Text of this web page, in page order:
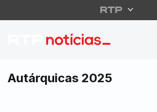
Autárquicas 2025